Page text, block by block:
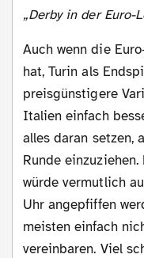
„Derby in der Euro-
Auch wenn die Euro-League auch sicher ihre Reize
hat, Turin als
preisgünstigere
Italien einfach
alles daran setzen,
Runde
würde vermutlich
Uhr angepfiffen
meisten einfach
vereinbaren. Viel